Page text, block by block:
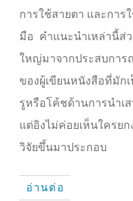
การใช้สายตา และการ
มือ คำแนะนำเหล่านี้ส่
ใหญ่มาจากประสบกา
ของผู้เขียนหนังสือที่มัก
รูหรือโค้ชด้านการนำเ
แต่อิงไม่ค่อยเห็นใครยก
วิจัยขึ้นมาประกอบ
อ่านต่อ